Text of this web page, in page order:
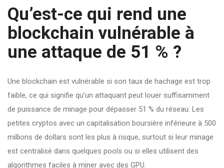
Qu’est-ce qui rend une
blockchain vulnérable à
une attaque de 51 % ?
Une blockchain est vulnérable si son taux de hachage est trop
faible, ce qui signifie qu’un attaquant peut louer suffisamment
de puissance de minage pour dépasser 51 % du réseau. Les
petites cryptos avec un capitalisation boursière inférieure à 500
millions de dollars sont les plus à risque, surtout si leur minage
est centralisé dans quelques pools ou si elles utilisent des
algorithmes faciles à miner avec des GPU.